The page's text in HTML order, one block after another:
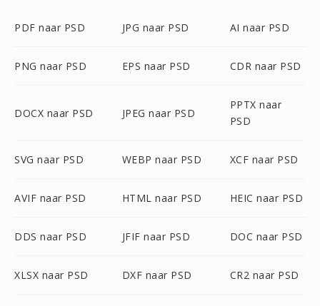
PDF naar PSD JPG naar PSD AI naar PSD
PNG naar PSD EPS naar PSD CDR naar PSD
DOCX naar PSD JPEG naar PSD
PPTX naar
PSD
SVG naar PSD WEBP naar PSD XCF naar PSD
AVIF naar PSD HTML naar PSD HEIC naar PSD
DDS naar PSD JFIF naar PSD DOC naar PSD
XLSX naar PSD DXF naar PSD CR2 naar PSD